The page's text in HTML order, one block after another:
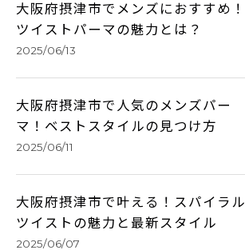
大阪府摂津市でメンズにおすすめ！
ツイストパーマの魅力とは？
2025/06/13
大阪府摂津市で人気のメンズパー
マ！ベストスタイルの見つけ方
2025/06/11
大阪府摂津市で叶える！スパイラル
ツイストの魅力と最新スタイル
2025/06/07